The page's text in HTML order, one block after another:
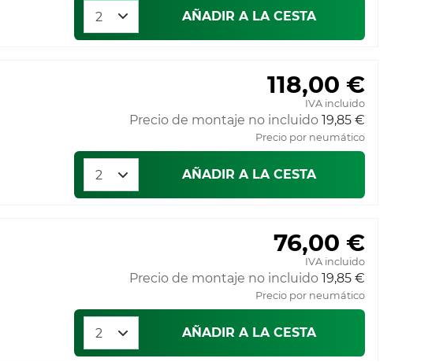
AÑADIR A LA CESTA
118,00 €
IVA incluido
Precio de montaje no incluido 19,85 €
Precio por neumático
AÑADIR A LA CESTA
76,00 €
IVA incluido
Precio de montaje no incluido 19,85 €
Precio por neumático
AÑADIR A LA CESTA